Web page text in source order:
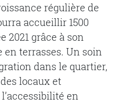
régulière de
accueillir 1500
2021 grâce à son
terrasses. Un soin
dans le quartier,
locaux et
en